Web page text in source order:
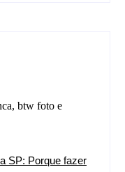
SP: Porque fazer